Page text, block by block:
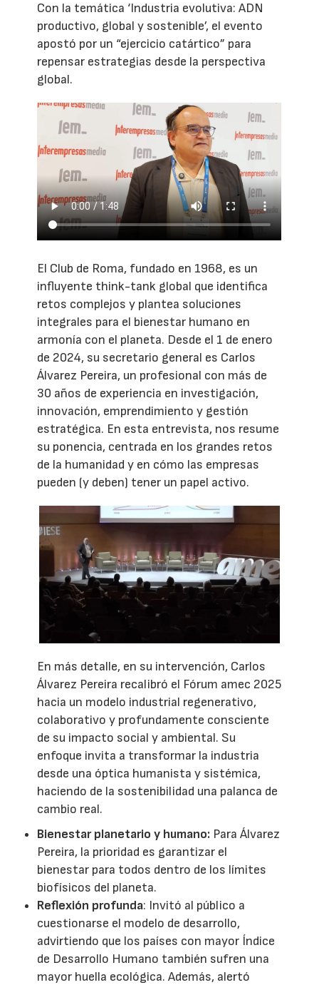
Con la temática ‘Industria evolutiva: ADN
productivo, global y sostenible’, el evento
apostó por un “ejercicio catártico” para
repensar estrategias desde la perspectiva
global.
El Club de Roma, fundado en 1968, es un
influyente think-tank global que identifica
retos complejos y plantea soluciones
integrales para el bienestar humano en
armonía con el planeta. Desde el 1 de enero
de 2024, su secretario general es Carlos
Álvarez Pereira, un profesional con más de
30 años de experiencia en investigación,
innovación, emprendimiento y gestión
estratégica. En esta entrevista, nos resume
su ponencia, centrada en los grandes retos
de la humanidad y en cómo las empresas
pueden (y deben) tener un papel activo.
En más detalle, en su intervención, Carlos
Álvarez Pereira recalibró el Fórum amec 2025
hacia un modelo industrial regenerativo,
colaborativo y profundamente consciente
de su impacto social y ambiental. Su
enfoque invita a transformar la industria
desde una óptica humanista y sistémica,
haciendo de la sostenibilidad una palanca de
cambio real.
Bienestar planetario y humano: Para Álvarez
Pereira, la prioridad es garantizar el
bienestar para todos dentro de los límites
biofísicos del planeta.
Reflexión profunda: Invitó al público a
cuestionarse el modelo de desarrollo,
advirtiendo que los países con mayor Índice
de Desarrollo Humano también sufren una
mayor huella ecológica. Además, alertó